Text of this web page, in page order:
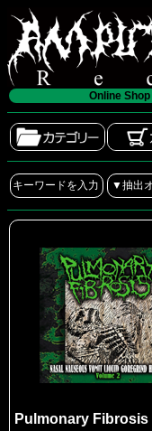
Online Shop
Pulmonary Fibrosis